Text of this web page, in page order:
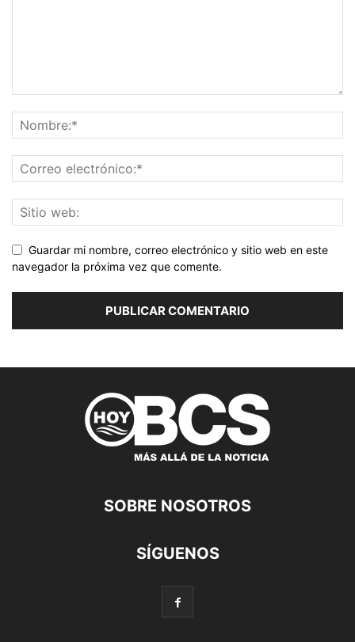
Guardar mi nombre, correo electrónico y sitio web en este
navegador la próxima vez que comente.
SOBRE NOSOTROS
SÍGUENOS